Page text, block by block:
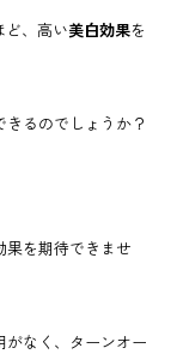
ど、高い美白効果を
るのでしょうか？
果を期待できませ
なく、ターンオー